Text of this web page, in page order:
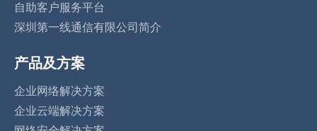
自助客户服务平台
深圳第一线通信有限公司简介
产品及方案
企业网络解决方案
企业云端解决方案